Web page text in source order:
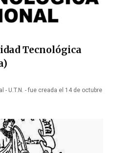
Tecnológica
- U.T.N. - fue creada el 14 de octubre